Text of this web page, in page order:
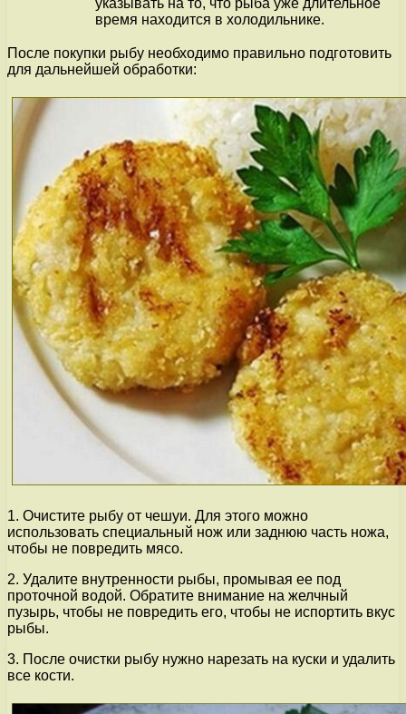
время находится в холодильнике.
После покупки рыбу необходимо правильно подготовить
для дальнейшей обработки:
1. Очистите рыбу от чешуи. Для этого можно
использовать специальный нож или заднюю часть ножа,
чтобы не повредить мясо.
2. Удалите внутренности рыбы, промывая ее под
проточной водой. Обратите внимание на желчный
пузырь, чтобы не повредить его, чтобы не испортить вкус
рыбы.
3. После очистки рыбу нужно нарезать на куски и удалить
все кости.